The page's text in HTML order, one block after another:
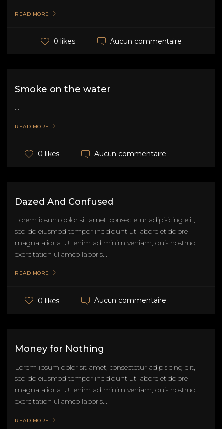
READ MORE
0 likes Aucun commentaire
Smoke on the water
...
READ MORE
0 likes Aucun commentaire
Dazed And Confused
Lorem ipsum dolor sit amet, consectetur adipisicing elit,
sed do eiusmod tempor incididunt ut labore et dolore
magna aliqua. Ut enim ad minim veniam, quis nostrud
exercitation ullamco laboris...
READ MORE
0 likes Aucun commentaire
Money for Nothing
Lorem ipsum dolor sit amet, consectetur adipisicing elit,
sed do eiusmod tempor incididunt ut labore et dolore
magna aliqua. Ut enim ad minim veniam, quis nostrud
exercitation ullamco laboris...
READ MORE